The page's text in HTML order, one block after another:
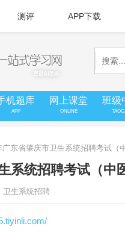
测评 APP下载
机题库
APP
网上课堂
ONLINE
班级
广东省肇庆市卫生系统招聘考试（
系统招聘考试（中
卫生系统招聘